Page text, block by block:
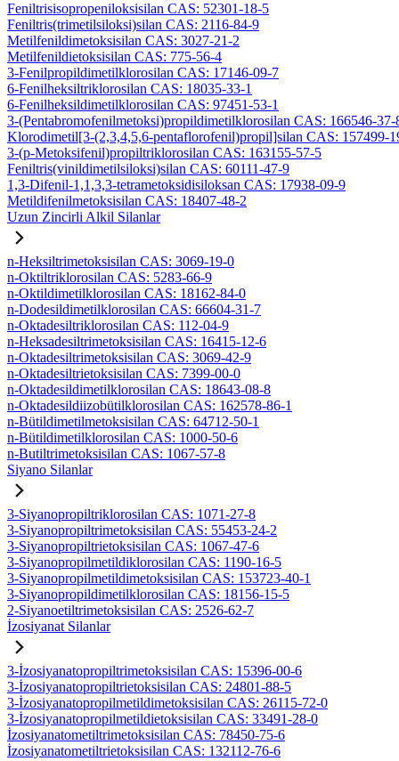
Feniltrisisopropeniloksisilan CAS: 52301-18-5
Feniltris(trimetilsiloksi)silan CAS: 2116-84-9
Metilfenildimetoksisilan CAS: 3027-21-2
Metilfenildietoksisilan CAS: 775-56-4
3-Fenilpropildimetilklorosilan CAS: 17146-09-7
6-Fenilheksiltriklorosilan CAS: 18035-33-1
6-Fenilheksildimetilklorosilan CAS: 97451-53-1
3-(Pentabromofenilmetoksi)propildimetilklorosilan CAS: 166546-37-
Klorodimetil[3-(2,3,4,5,6-pentaflorofenil)propil]silan CAS: 157499-
3-(p-Metoksifenil)propiltriklorosilan CAS: 163155-57-5
Feniltris(vinildimetilsiloksi)silan CAS: 60111-47-9
1,3-Difenil-1,1,3,3-tetrametoksidisiloksan CAS: 17938-09-9
Metildifenilmetoksisilan CAS: 18407-48-2
Uzun Zincirli Alkil Silanlar
n-Heksiltrimetoksisilan CAS: 3069-19-0
n-Oktiltriklorosilan CAS: 5283-66-9
n-Oktildimetilklorosilan CAS: 18162-84-0
n-Dodesildimetilklorosilan CAS: 66604-31-7
n-Oktadesiltriklorosilan CAS: 112-04-9
n-Heksadesiltrimetoksisilan CAS: 16415-12-6
n-Oktadesiltrimetoksisilan CAS: 3069-42-9
n-Oktadesiltrietoksisilan CAS: 7399-00-0
n-Oktadesildimetilklorosilan CAS: 18643-08-8
n-Oktadesildiizobütilklorosilan CAS: 162578-86-1
n-Bütildimetilmetoksisilan CAS: 64712-50-1
n-Bütildimetilklorosilan CAS: 1000-50-6
n-Butiltrimetoksisilan CAS: 1067-57-8
Siyano Silanlar
3-Siyanopropiltriklorosilan CAS: 1071-27-8
3-Siyanopropiltrimetoksisilan CAS: 55453-24-2
3-Siyanopropiltrietoksisilan CAS: 1067-47-6
3-Siyanopropilmetildiklorosilan CAS: 1190-16-5
3-Siyanopropilmetildimetoksisilan CAS: 153723-40-1
3-Siyanopropildimetilklorosilan CAS: 18156-15-5
2-Siyanoetiltrimetoksisilan CAS: 2526-62-7
İzosiyanat Silanlar
3-İzosiyanatopropiltrimetoksisilan CAS: 15396-00-6
3-İzosiyanatopropiltrietoksisilan CAS: 24801-88-5
3-İzosiyanatopropilmetildimetoksisilan CAS: 26115-72-0
3-İzosiyanatopropilmetildietoksisilan CAS: 33491-28-0
İzosiyanatometiltrimetoksisilan CAS: 78450-75-6
İzosiyanatometiltrietoksisilan CAS: 132112-76-6